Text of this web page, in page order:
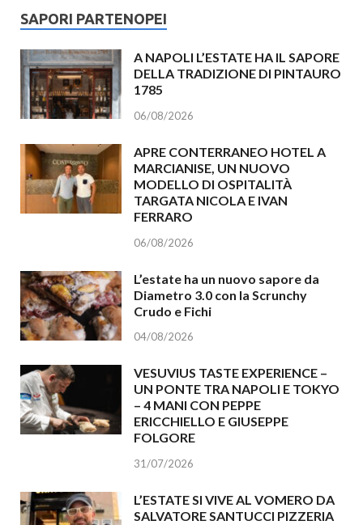
SAPORI PARTENOPEI
A NAPOLI L’ESTATE HA IL SAPORE
DELLA TRADIZIONE DI PINTAURO
1785
06/08/2026
APRE CONTERRANEO HOTEL A
MARCIANISE, UN NUOVO
MODELLO DI OSPITALITÀ
TARGATA NICOLA E IVAN
FERRARO
06/08/2026
L’estate ha un nuovo sapore da
Diametro 3.0 con la Scrunchy
Crudo e Fichi
04/08/2026
VESUVIUS TASTE EXPERIENCE –
UN PONTE TRA NAPOLI E TOKYO
– 4 MANI CON PEPPE
ERICCHIELLO E GIUSEPPE
FOLGORE
31/07/2026
L’ESTATE SI VIVE AL VOMERO DA
SALVATORE SANTUCCI PIZZERIA